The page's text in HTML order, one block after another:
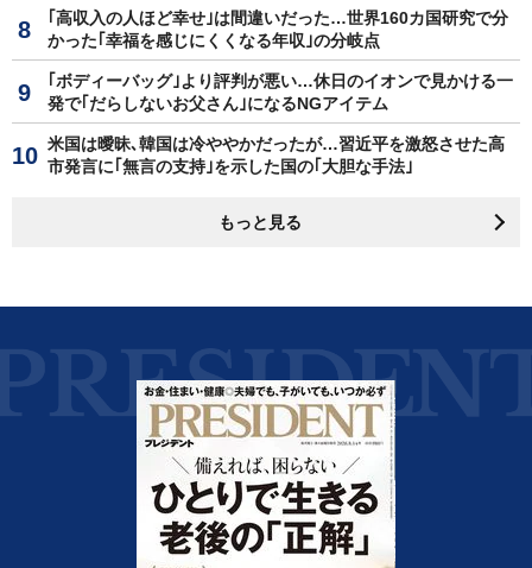
｢高収入の人ほど幸せ｣は間違いだった…世界160カ国研究で分
かった｢幸福を感じにくくなる年収｣の分岐点
｢ボディーバッグ｣より評判が悪い…休日のイオンで見かける一
発で｢だらしないお父さん｣になるNGアイテム
米国は曖昧､韓国は冷ややかだったが…習近平を激怒させた高
市発言に｢無言の支持｣を示した国の｢大胆な手法｣
もっと見る